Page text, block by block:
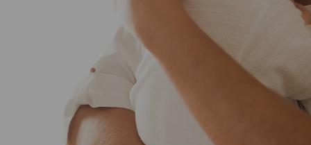
УСЛУГИ ОТДЕЛЕНИЯ ПОЛИКЛИНИКА